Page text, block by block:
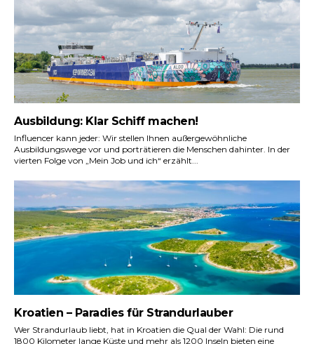
Ausbildung: Klar Schiff machen!
Influencer kann jeder: Wir stellen Ihnen außergewöhnliche
Ausbildungswege vor und porträtieren die Menschen dahinter. In der
vierten Folge von „Mein Job und ich“ erzählt...
Kroatien – Paradies für Strandurlauber
Wer Strandurlaub liebt, hat in Kroatien die Qual der Wahl: Die rund
1800 Kilometer lange Küste und mehr als 1200 Inseln bieten eine